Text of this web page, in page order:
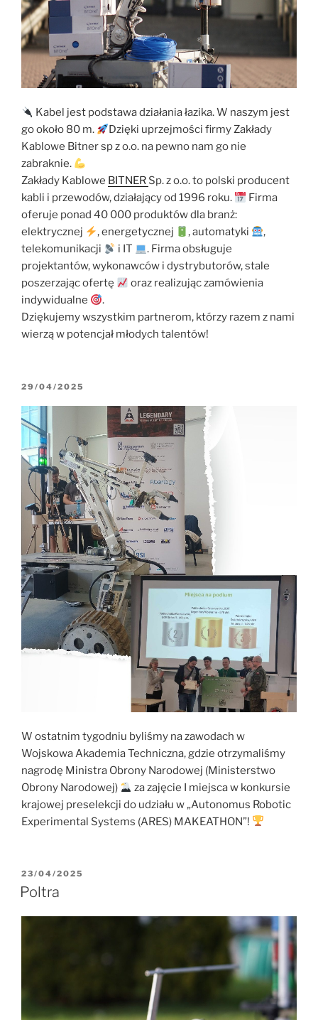
Kabel jest podstawa działania łazika. W naszym jest
go około 80 m.
Dzięki uprzejmości firmy Zakłady
Kablowe Bitner sp z o.o. na pewno nam go nie
zabraknie.
Zakłady Kablowe BITNER Sp. z o.o. to polski producent
kabli i przewodów, działający od 1996 roku.
Firma
oferuje ponad 40 000 produktów dla branż:
elektrycznej
, energetycznej , automatyki
,
telekomunikacji
i IT
. Firma obsługuje
projektantów, wykonawców i dystrybutorów, stale
poszerzając ofertę
oraz realizując zamówienia
indywidualne
.
Dziękujemy wszystkim partnerom, którzy razem z nami
wierzą w potencjał młodych talentów!
OPUBLIKOWANE
29/04/2025
W ostatnim tygodniu byliśmy na zawodach w
Wojskowa Akademia Techniczna, gdzie otrzymaliśmy
nagrodę Ministra Obrony Narodowej (Ministerstwo
Obrony Narodowej)
za zajęcie I miejsca w konkursie
krajowej preselekcji do udziału w „Autonomus Robotic
Experimental Systems (ARES) MAKEATHON”!
OPUBLIKOWANE
W
23/04/2025
Poltra